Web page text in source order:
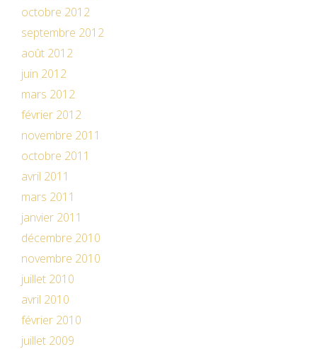
octobre 2012
septembre 2012
août 2012
juin 2012
mars 2012
février 2012
novembre 2011
octobre 2011
avril 2011
mars 2011
janvier 2011
décembre 2010
novembre 2010
juillet 2010
avril 2010
février 2010
juillet 2009